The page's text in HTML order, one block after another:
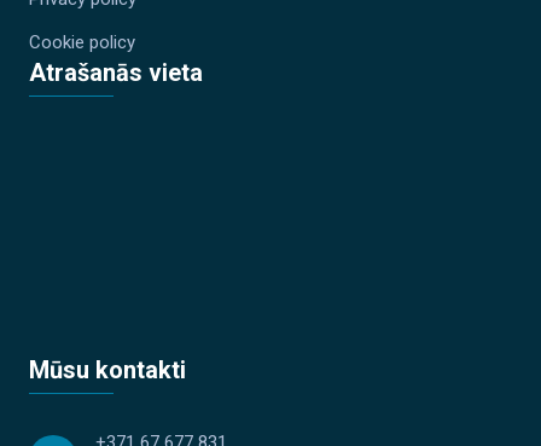
Cookie policy
Atrašanās vieta
Mūsu kontakti